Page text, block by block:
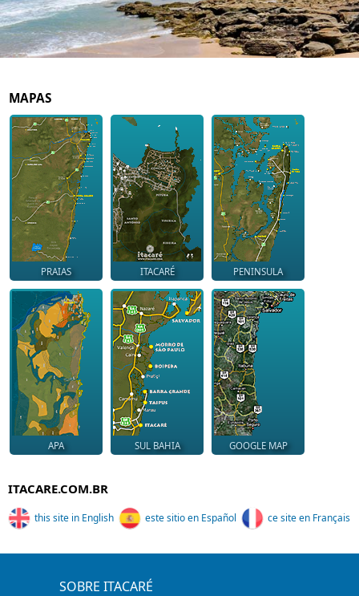
MAPAS
PRAIAS ITACARÉ PENINSULA
APA SUL BAHIA GOOGLE MAP
ITACARE.COM.BR
this site in English este sitio en Español ce site en Français
SOBRE ITACARÉ